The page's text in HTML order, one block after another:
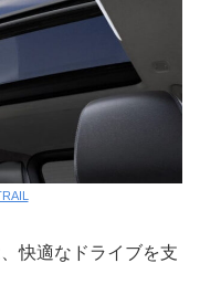
快適なドライブを支